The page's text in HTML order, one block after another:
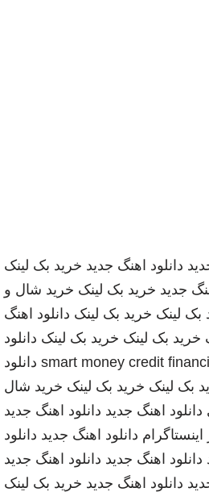
دانلود اهنگ جدید خرید بک لینک
جدید خرید بک لینک خرید شال و
بک لینک خرید بک لینک دانلود اهنگ
خرید بک لینک خرید بک لینک دانلود
smart money credit دانلود
بک لینک خرید بک لینک خرید شال
دانلود اهنگ جدید دانلود اهنگ جدید
دانلود اهنگ جدید دانلود
دانلود اهنگ جدید دانلود اهنگ جدید
دانلود اهنگ جدید خرید بک لینک